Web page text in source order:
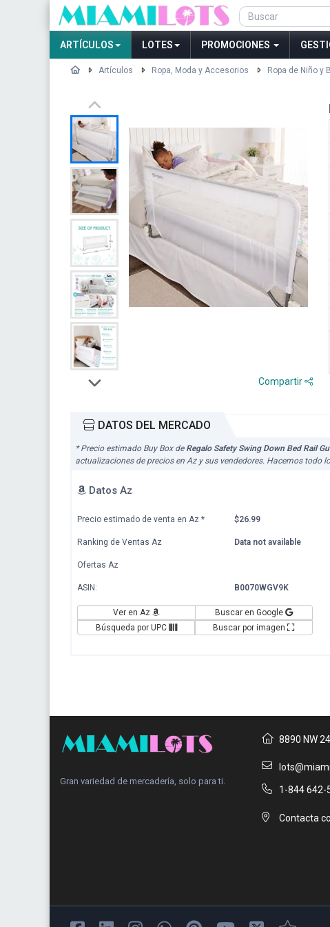
ARTÍCULOS LOTES PROMOCIONES
Artículos Ropa, Moda y Accesorios Ropa de Niño y
Compartir
DATOS DEL MERCADO
* Precio estimado Buy Box de Regalo Safety Swing Down Bed Rail
actualizaciones de precios en Az y sus vendedores. Hacemos
Datos Az
Precio estimado de venta en Az * $26.99
Ranking de Ventas Az Data not available
Ofertas Az
ASIN: B0070WGV9K
Ver en Az
Buscar en Google
Búsqueda por UPC
Buscar por imagen
Gran variedad de mercadería, solo para ti.
8890 NW
1-844 642-
Contacta